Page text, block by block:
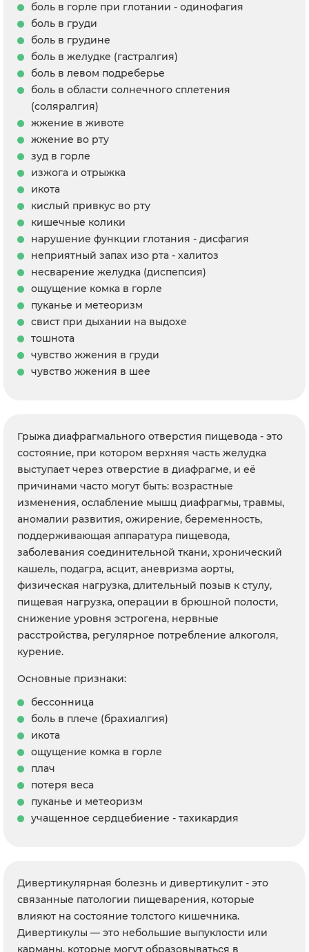
боль в горле при глотании - одинофагия
боль в груди
боль в грудине
боль в желудке (гастралгия)
боль в левом подреберье
боль в области солнечного сплетения
(соляралгия)
жжение в животе
жжение во рту
зуд в горле
изжога и отрыжка
икота
кислый привкус во рту
кишечные колики
нарушение функции глотания - дисфагия
неприятный запах изо рта - халитоз
несварение желудка (диспепсия)
ощущение комка в горле
пуканье и метеоризм
свист при дыхании на выдохе
тошнота
чувство жжения в груди
чувство жжения в шее
Грыжа диафрагмального отверстия пищевода - это
состояние, при котором верхняя часть желудка
выступает через отверстие в диафрагме, и её
причинами часто могут быть: возрастные
изменения, ослабление мышц диафрагмы, травмы,
аномалии развития, ожирение, беременность,
поддерживающая аппаратура пищевода,
заболевания соединительной ткани, хронический
кашель, подагра, асцит, аневризма аорты,
физическая нагрузка, длительный позыв к стулу,
пищевая нагрузка, операции в брюшной полости,
снижение уровня эстрогена, нервные
расстройства, регулярное потребление алкоголя,
курение.
Основные признаки:
бессонница
боль в плече (брахиалгия)
икота
ощущение комка в горле
плач
потеря веса
пуканье и метеоризм
учащенное сердцебиение - тахикардия
Дивертикулярная болезнь и дивертикулит - это
связанные патологии пищеварения, которые
влияют на состояние толстого кишечника.
Дивертикулы — это небольшие выпуклости или
карманы, которые могут образовываться в